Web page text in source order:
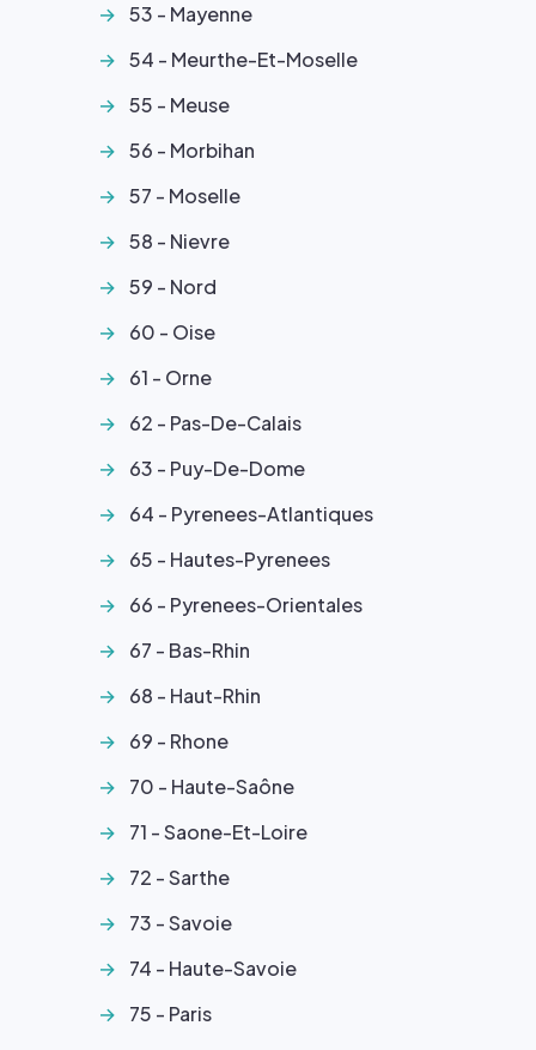
53 - Mayenne
54 - Meurthe-Et-Moselle
55 - Meuse
56 - Morbihan
57 - Moselle
58 - Nievre
59 - Nord
60 - Oise
61 - Orne
62 - Pas-De-Calais
63 - Puy-De-Dome
64 - Pyrenees-Atlantiques
65 - Hautes-Pyrenees
66 - Pyrenees-Orientales
67 - Bas-Rhin
68 - Haut-Rhin
69 - Rhone
70 - Haute-Saône
71 - Saone-Et-Loire
72 - Sarthe
73 - Savoie
74 - Haute-Savoie
75 - Paris